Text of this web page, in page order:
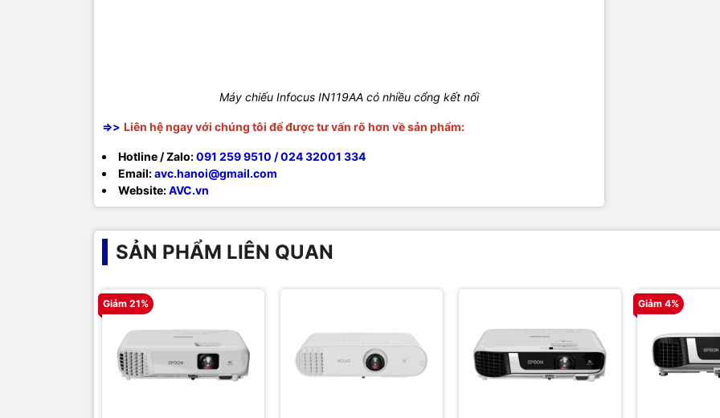
Máy chiếu Infocus IN119AA có nhiều cổng kết nối
=>> Liên hệ ngay với chúng tôi để được tư vấn rõ hơn về sản phẩm:
Hotline / Zalo:091 259 9510 / 024 32001 334
Email:avc.hanoi@gmail.com
Website:AVC.vn
SẢN PHẨM LIÊN QUAN
Giảm 21% Giảm 4%